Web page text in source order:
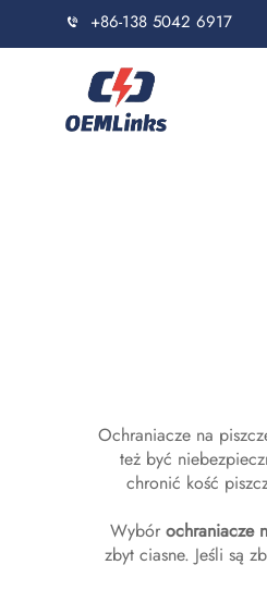
+86-138 5042 6917
Ochraniacze na
też być
chronić kość
Wybór ochraniacze
zbyt ciasne. Jeśli są